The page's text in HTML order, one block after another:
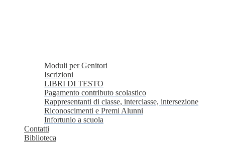
Moduli per Genitori
Iscrizioni
LIBRI DI TESTO
Pagamento contributo scolastico
Rappresentanti di classe, interclasse, intersezione
Riconoscimenti e Premi Alunni
Infortunio a scuola
Contatti
Biblioteca